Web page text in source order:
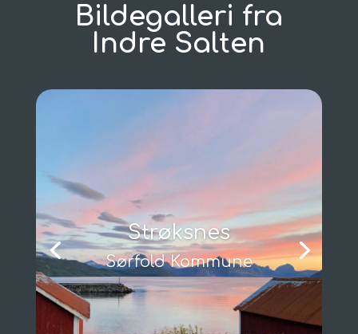
Bildegalleri fra
Indre Salten
Strøksnes
Sørfold Kommune